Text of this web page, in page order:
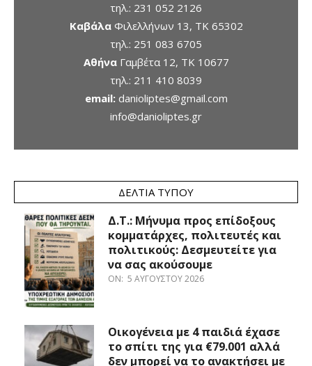
τηλ.: 231 052 2126
ΚαβάλαΦιλελλήνων 13, ΤΚ 65302
τηλ.: 251 083 6705
ΑθήναΓαμβέτα 12, ΤΚ 10677
τηλ.: 211 410 8039
email: danioliptes@gmail.com
info@danioliptes.gr
ΔΕΛΤΊΑ ΤΎΠΟΥ
Δ.Τ.: Μήνυμα προς επίδοξους
κομματάρχες, πολιτευτές και
πολιτικούς: Δεσμευτείτε για
να σας ακούσουμε
ON: 5 ΑΥΓΟΎΣΤΟΥ 2026
Οικογένεια με 4 παιδιά έχασε
το σπίτι της για €79.001 αλλά
δεν μπορεί να το ανακτήσει με